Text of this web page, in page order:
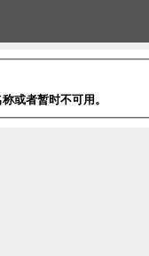
或者暂时不可用。